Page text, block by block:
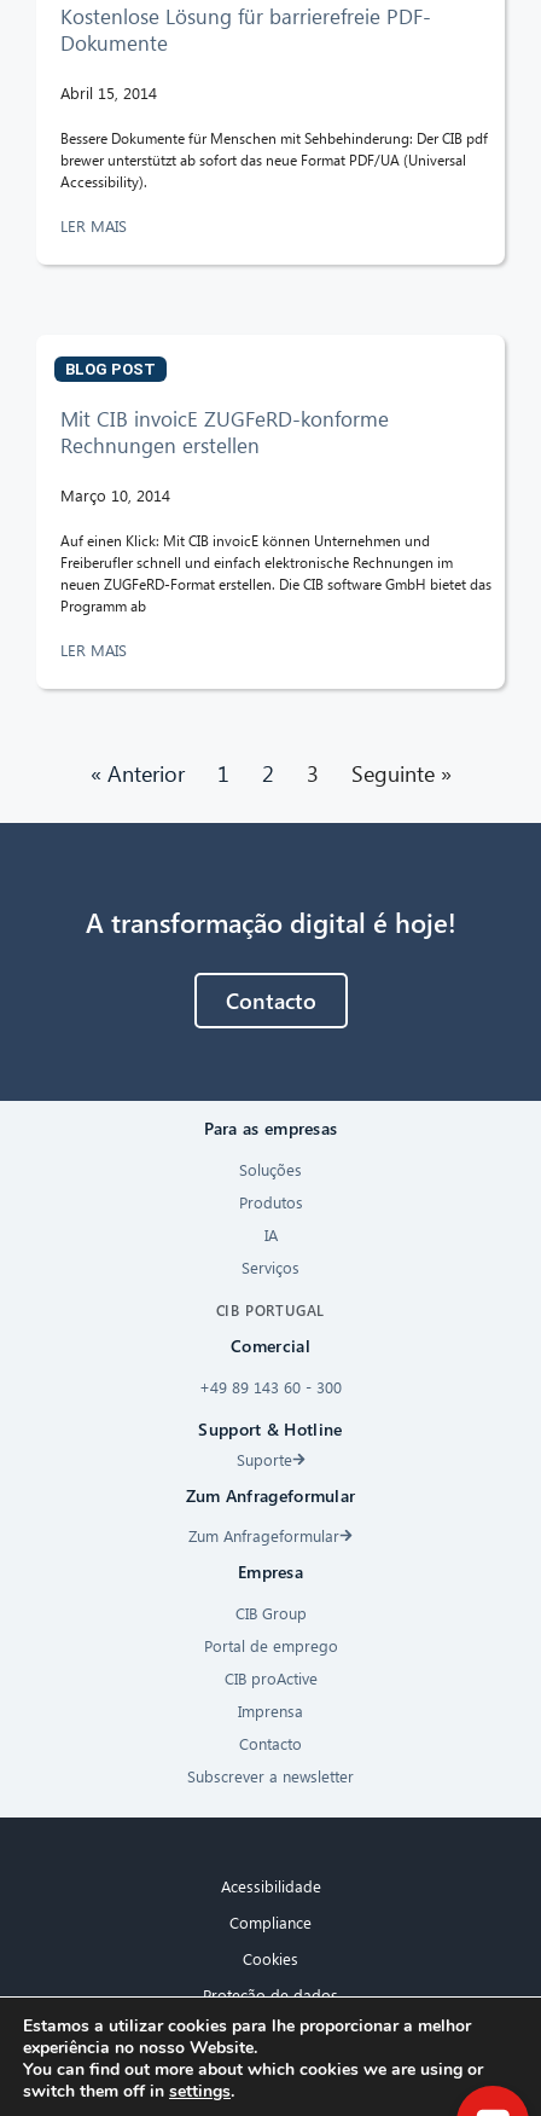
Kostenlose Lösung für barrierefreie PDF-
Dokumente
Abril 15, 2014
Bessere Dokumente für Menschen mit Sehbehinderung: Der CIB pdf
brewer unterstützt ab sofort das neue Format PDF/UA (Universal
Accessibility).
LER MAIS
BLOG POST
Mit CIB invoicE ZUGFeRD-konforme
Rechnungen erstellen
Março 10, 2014
Auf einen Klick: Mit CIB invoicE können Unternehmen und
Freiberufler schnell und einfach elektronische Rechnungen im
neuen ZUGFeRD-Format erstellen. Die CIB software GmbH bietet das
Programm ab
LER MAIS
« Anterior 1 2 3 Seguinte »
A transformação digital é hoje!
Contacto
Para as empresas
Soluções
Produtos
IA
Serviços
CIB PORTUGAL
Comercial
+49 89 143 60 - 300
Support & Hotline
Suporte
Zum Anfrageformular
Zum Anfrageformular
Empresa
CIB Group
Portal de emprego
CIB proActive
Imprensa
Contacto
Subscrever a newsletter
Acessibilidade
Compliance
Cookies
Proteção de dados
Aviso legal
Estamos a utilizar cookies para lhe proporcionar a melhor
experiência no nosso Website.
You can find out more about which cookies we are using or
switch them off in settings.